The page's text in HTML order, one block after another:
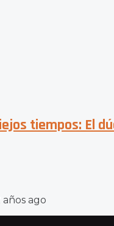
tiempos: El
años ago